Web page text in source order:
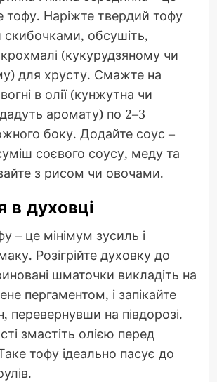
Наріжте твердий тофу
обсушіть,
(кукурудзяному чи
для хрусту. Смажте на
в олії (кунжутна чи
аромату) по 2–3
боку. Додайте соус –
соєвого соусу, меду та
з рисом чи овочами.
в духовці
– це мінімум зусиль і
Розігрійте духовку до
шматочки викладіть на
пергаментом, і запікайте
перевернувши на півдорозі.
змастіть олією перед
тофу ідеально пасує до